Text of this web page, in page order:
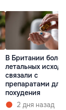
В Британии
летальных
связали с
препаратами для
похудения
2 дня назад